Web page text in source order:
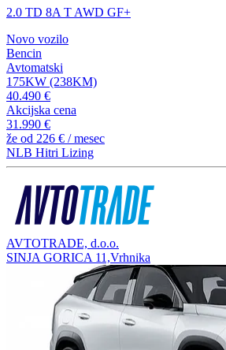
2.0 TD 8A T AWD GF+
Novo vozilo
Bencin
Avtomatski
175KW (238KM)
40.490 €
Akcijska cena
31.990 €
že od 226 € / mesec
NLB Hitri Lizing
AVTOTRADE, d.o.o.
SINJA GORICA 11,Vrhnika